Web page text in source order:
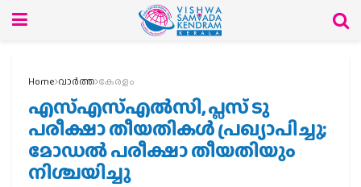
Home വാര്‍ത്ത കേരളം
എസ്എസ്എൽസി, പ്ലസ് ടു
പരീക്ഷാ തീയതികൾ പ്രഖ്യാപിച്ചു;
മോഡൽ പരീക്ഷാ തീയതിയും
നിശ്ചയിച്ചു